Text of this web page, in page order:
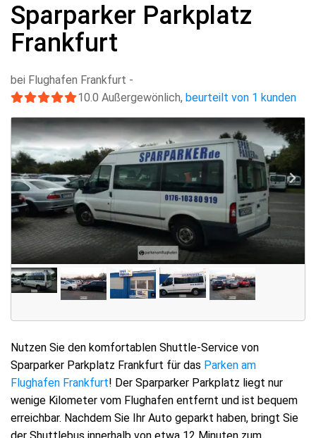
Sparparker Parkplatz
Frankfurt
bei Flughafen Frankfurt -
10.0 Außergewönlich, beurteilt von 1 kunden
Nutzen Sie den komfortablen Shuttle-Service von
Sparparker Parkplatz Frankfurt für das Parken am
Flughafen Frankfurt! Der Sparparker Parkplatz liegt nur
wenige Kilometer vom Flughafen entfernt und ist bequem
erreichbar. Nachdem Sie Ihr Auto geparkt haben, bringt Sie